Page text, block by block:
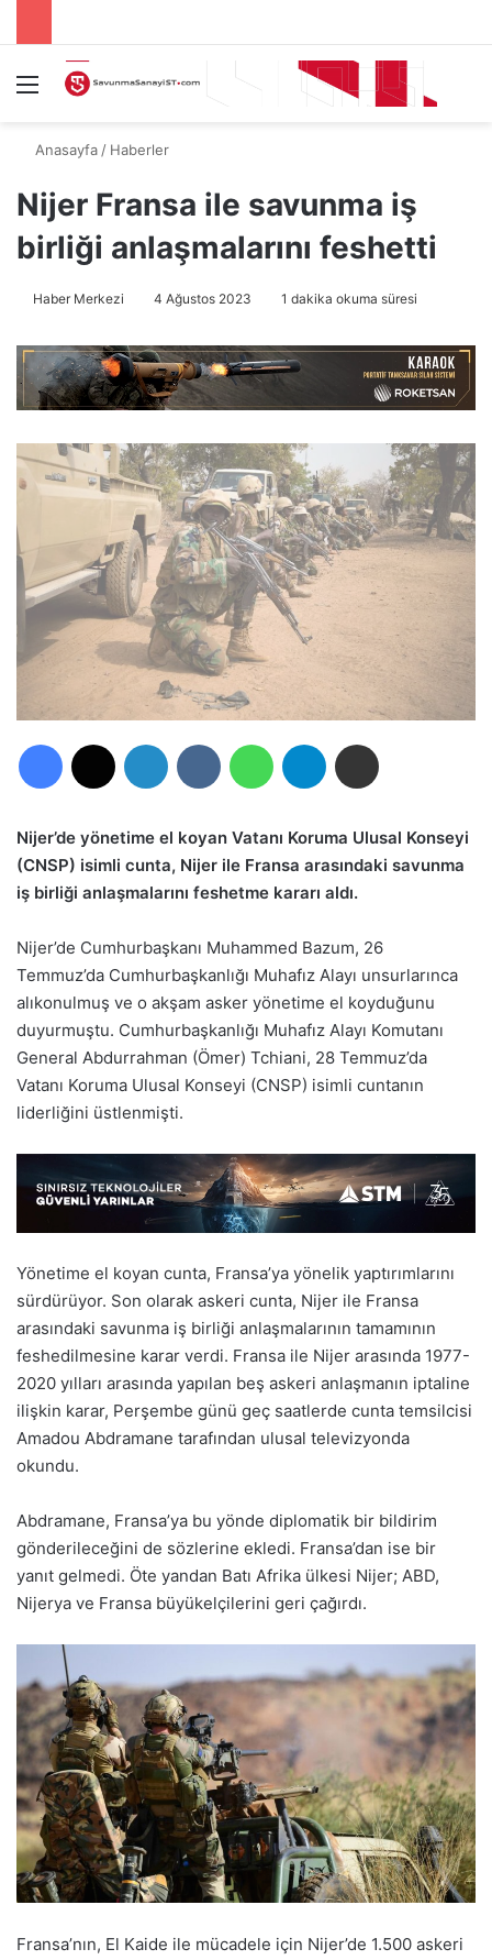
Menü
Anasayfa / Haberler
Nijer Fransa ile savunma iş
birliği anlaşmalarını feshetti
Haber Merkezi 4 Ağustos 2023 1 dakika okuma süresi
Nijer’de yönetime el koyan Vatanı Koruma Ulusal Konseyi
(CNSP) isimli cunta, Nijer ile Fransa arasındaki savunma
iş birliği anlaşmalarını feshetme kararı aldı.
Nijer’de Cumhurbaşkanı Muhammed Bazum, 26
Temmuz’da Cumhurbaşkanlığı Muhafız Alayı unsurlarınca
alıkonulmuş ve o akşam asker yönetime el koyduğunu
duyurmuştu. Cumhurbaşkanlığı Muhafız Alayı Komutanı
General Abdurrahman (Ömer) Tchiani, 28 Temmuz’da
Vatanı Koruma Ulusal Konseyi (CNSP) isimli cuntanın
liderliğini üstlenmişti.
Yönetime el koyan cunta, Fransa’ya yönelik yaptırımlarını
sürdürüyor. Son olarak askeri cunta, Nijer ile Fransa
arasındaki savunma iş birliği anlaşmalarının tamamının
feshedilmesine karar verdi. Fransa ile Nijer arasında 1977-
2020 yılları arasında yapılan beş askeri anlaşmanın iptaline
ilişkin karar, Perşembe günü geç saatlerde cunta temsilcisi
Amadou Abdramane tarafından ulusal televizyonda
okundu.
Abdramane, Fransa’ya bu yönde diplomatik bir bildirim
gönderileceğini de sözlerine ekledi. Fransa’dan ise bir
yanıt gelmedi. Öte yandan Batı Afrika ülkesi Nijer; ABD,
Nijerya ve Fransa büyükelçilerini geri çağırdı.
Fransa’nın, El Kaide ile mücadele için Nijer’de 1.500 askeri